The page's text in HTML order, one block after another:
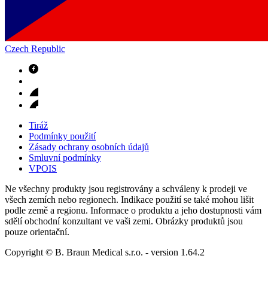
Czech Republic
Tiráž
Podmínky použití
Zásady ochrany osobních údajů
Smluvní podmínky
VPOIS
Ne všechny produkty jsou registrovány a schváleny k prodeji ve
všech zemích nebo regionech. Indikace použití se také mohou lišit
podle země a regionu. Informace o produktu a jeho dostupnosti vám
sdělí obchodní konzultant ve vaši zemi. Obrázky produktů jsou
pouze orientační.
Copyright © B. Braun Medical s.r.o. - version 1.64.2